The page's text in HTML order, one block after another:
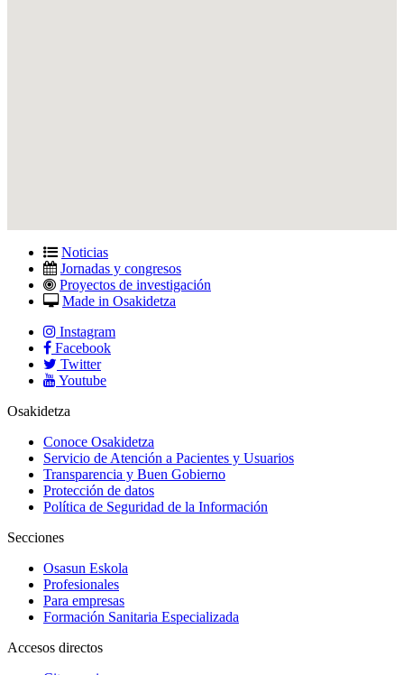
Noticias
Jornadas y congresos
Proyectos de investigación
Made in Osakidetza
Instagram
Facebook
Twitter
Youtube
Osakidetza
Conoce Osakidetza
Servicio de Atención a Pacientes y Usuarios
Transparencia y Buen Gobierno
Protección de datos
Política de Seguridad de la Información
Secciones
Osasun Eskola
Profesionales
Para empresas
Formación Sanitaria Especializada
Accesos directos